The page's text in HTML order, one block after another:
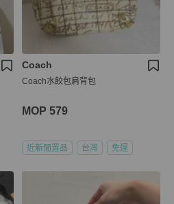
Coach
Coach水餃包肩背包
MOP 579
近新閒置品 台灣 免運